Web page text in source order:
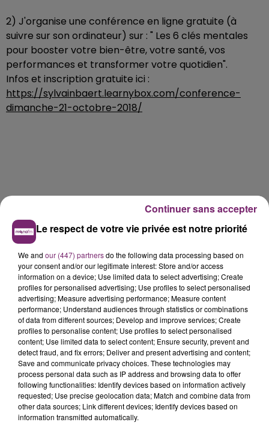
2) J'organise une conférence en ligne gratuite (à
suivre sur son ordinateur) sur : " Les 6 clés mentales
pour booster votre bien-être, votre santé, vos
performances et transformer votre quotidien".
Infos et inscription gratuite ici :
https://sylvainbaert.learnybox.com/conference-
dimanche-21-octobre-2018/
Le respect de votre vie privée est notre priorité
We and our (447) partnersdo the following data processing based on
your consent and/or our legitimate interest: Store and/or access
information on a device; Use limited data to select advertising; Create
profiles for personalised advertising; Use profiles to select personalised
advertising; Measure advertising performance; Measure content
performance; Understand audiences through statistics or combinations
of data from different sources; Develop and improve services; Create
profiles to personalise content; Use profiles to select personalised
content; Use limited data to select content; Ensure security, prevent and
detect fraud, and fix errors; Deliver and present advertising and content;
Save and communicate privacy choices. These technologies may
process personal data such as IP address and browsing data to offer
following functionalities: Identify devices based on information actively
requested; Use precise geolocation data; Match and combine data from
other data sources; Link different devices; Identify devices based on
information transmitted automatically.
Continuer sans accepter